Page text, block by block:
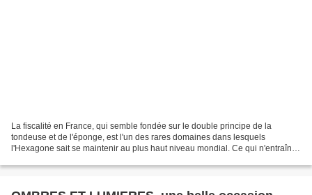
La fiscalité en France, qui semble fondée sur le double principe de la
tondeuse et de l'éponge, est l'un des rares domaines dans lesquels
l'Hexagone sait se maintenir au plus haut niveau mondial. Ce qui n'entraîne